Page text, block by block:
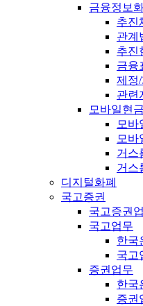
금융정보
추진
관계
추진
금융
제정
관련
모바일현
모바
모바
거스
거스
디지털화폐
국고증권
국고증권
국고업무
한국
국고
증권업무
한국
증권